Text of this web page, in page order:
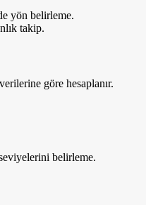
yön belirleme.
takip.
göre hesaplanır.
belirleme.